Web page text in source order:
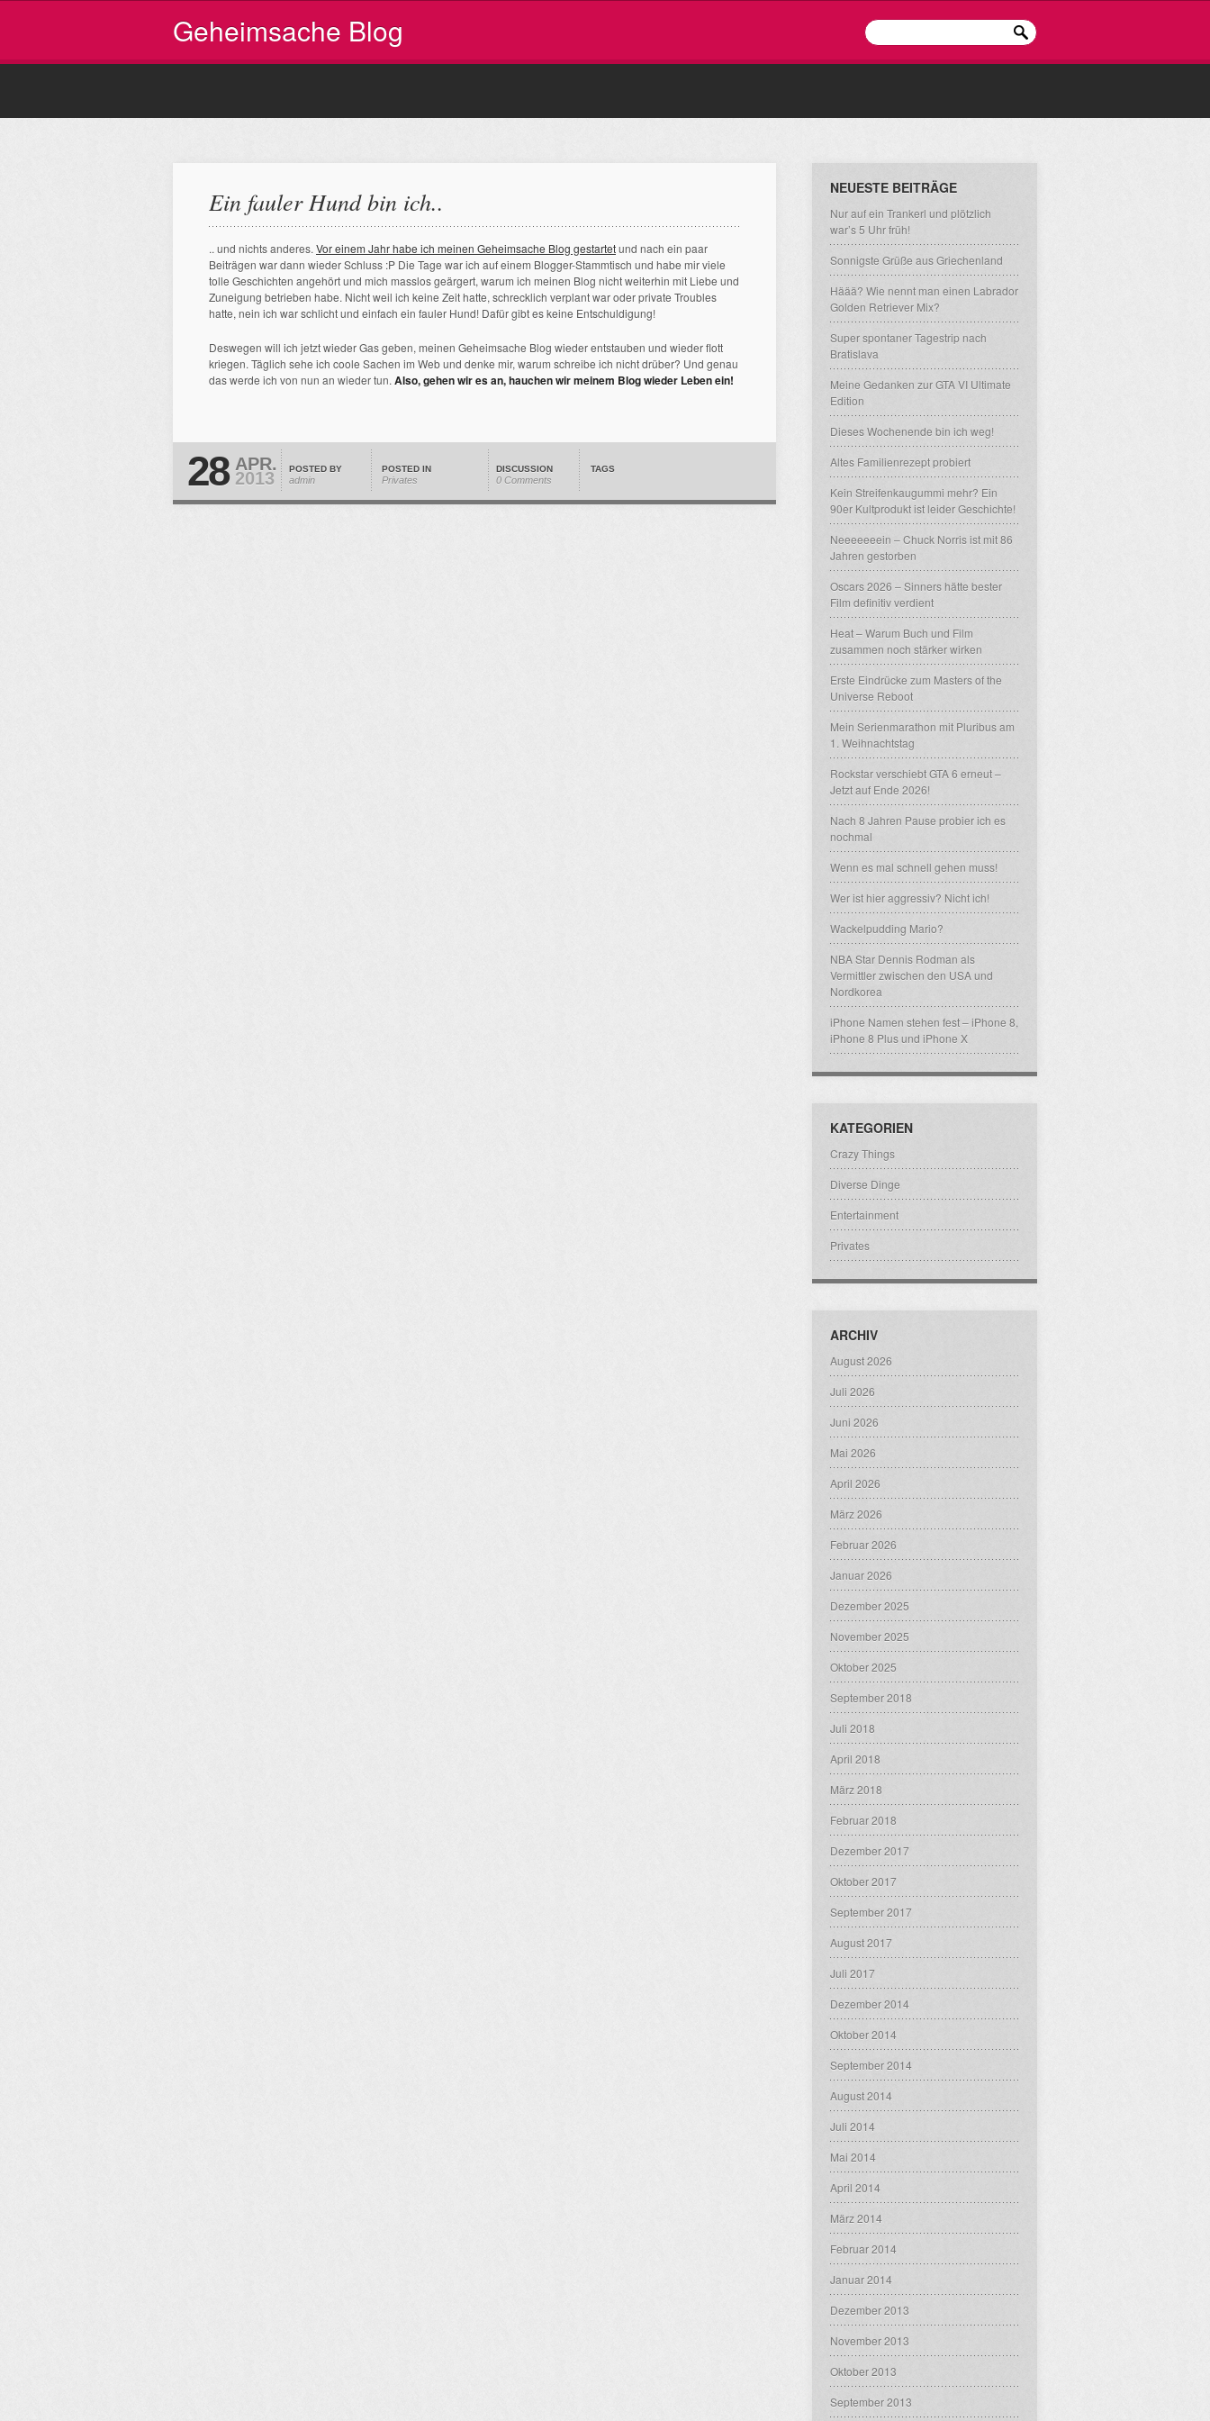
Geheimsache Blog
Ein fauler Hund bin ich..
.. und nichts anderes. Vor einem Jahr habe ich meinen Geheimsache Blog gestartetund nach ein paar
Beiträgen war dann wieder Schluss :P Die Tage war ich auf einem Blogger-Stammtisch und habe mir viele
tolle Geschichten angehört und mich masslos geärgert, warum ich meinen Blog nicht weiterhin mit Liebe und
Zuneigung betrieben habe. Nicht weil ich keine Zeit hatte, schrecklich verplant war oder private Troubles
hatte, nein ich war schlicht und einfach ein fauler Hund! Dafür gibt es keine Entschuldigung!
Deswegen will ich jetzt wieder Gas geben, meinen Geheimsache Blog wieder entstauben und wieder flott
kriegen. Täglich sehe ich coole Sachen im Web und denke mir, warum schreibe ich nicht drüber? Und genau
das werde ich von nun an wieder tun. Also, gehen wir es an, hauchen wir meinem Blog wieder Leben ein!
28 APR.
2013 POSTED BY
admin
POSTED IN
Privates
DISCUSSION
0 Comments
TAGS
NEUESTE BEITRÄGE
Nur auf ein Trankerl und plötzlich
war’s 5 Uhr früh!
Sonnigste Grüße aus Griechenland
Häää? Wie nennt man einen Labrador
Golden Retriever Mix?
Super spontaner Tagestrip nach
Bratislava
Meine Gedanken zur GTA VI Ultimate
Edition
Dieses Wochenende bin ich weg!
Altes Familienrezept probiert
Kein Streifenkaugummi mehr? Ein
90er Kultprodukt ist leider Geschichte!
Neeeeeeein – Chuck Norris ist mit 86
Jahren gestorben
Oscars 2026 – Sinners hätte bester
Film definitiv verdient
Heat – Warum Buch und Film
zusammen noch stärker wirken
Erste Eindrücke zum Masters of the
Universe Reboot
Mein Serienmarathon mit Pluribus am
1. Weihnachtstag
Rockstar verschiebt GTA 6 erneut –
Jetzt auf Ende 2026!
Nach 8 Jahren Pause probier ich es
nochmal
Wenn es mal schnell gehen muss!
Wer ist hier aggressiv? Nicht ich!
Wackelpudding Mario?
NBA Star Dennis Rodman als
Vermittler zwischen den USA und
Nordkorea
iPhone Namen stehen fest – iPhone 8,
iPhone 8 Plus und iPhone X
KATEGORIEN
Crazy Things
Diverse Dinge
Entertainment
Privates
ARCHIV
August 2026
Juli 2026
Juni 2026
Mai 2026
April 2026
März 2026
Februar 2026
Januar 2026
Dezember 2025
November 2025
Oktober 2025
September 2018
Juli 2018
April 2018
März 2018
Februar 2018
Dezember 2017
Oktober 2017
September 2017
August 2017
Juli 2017
Dezember 2014
Oktober 2014
September 2014
August 2014
Juli 2014
Mai 2014
April 2014
März 2014
Februar 2014
Januar 2014
Dezember 2013
November 2013
Oktober 2013
September 2013